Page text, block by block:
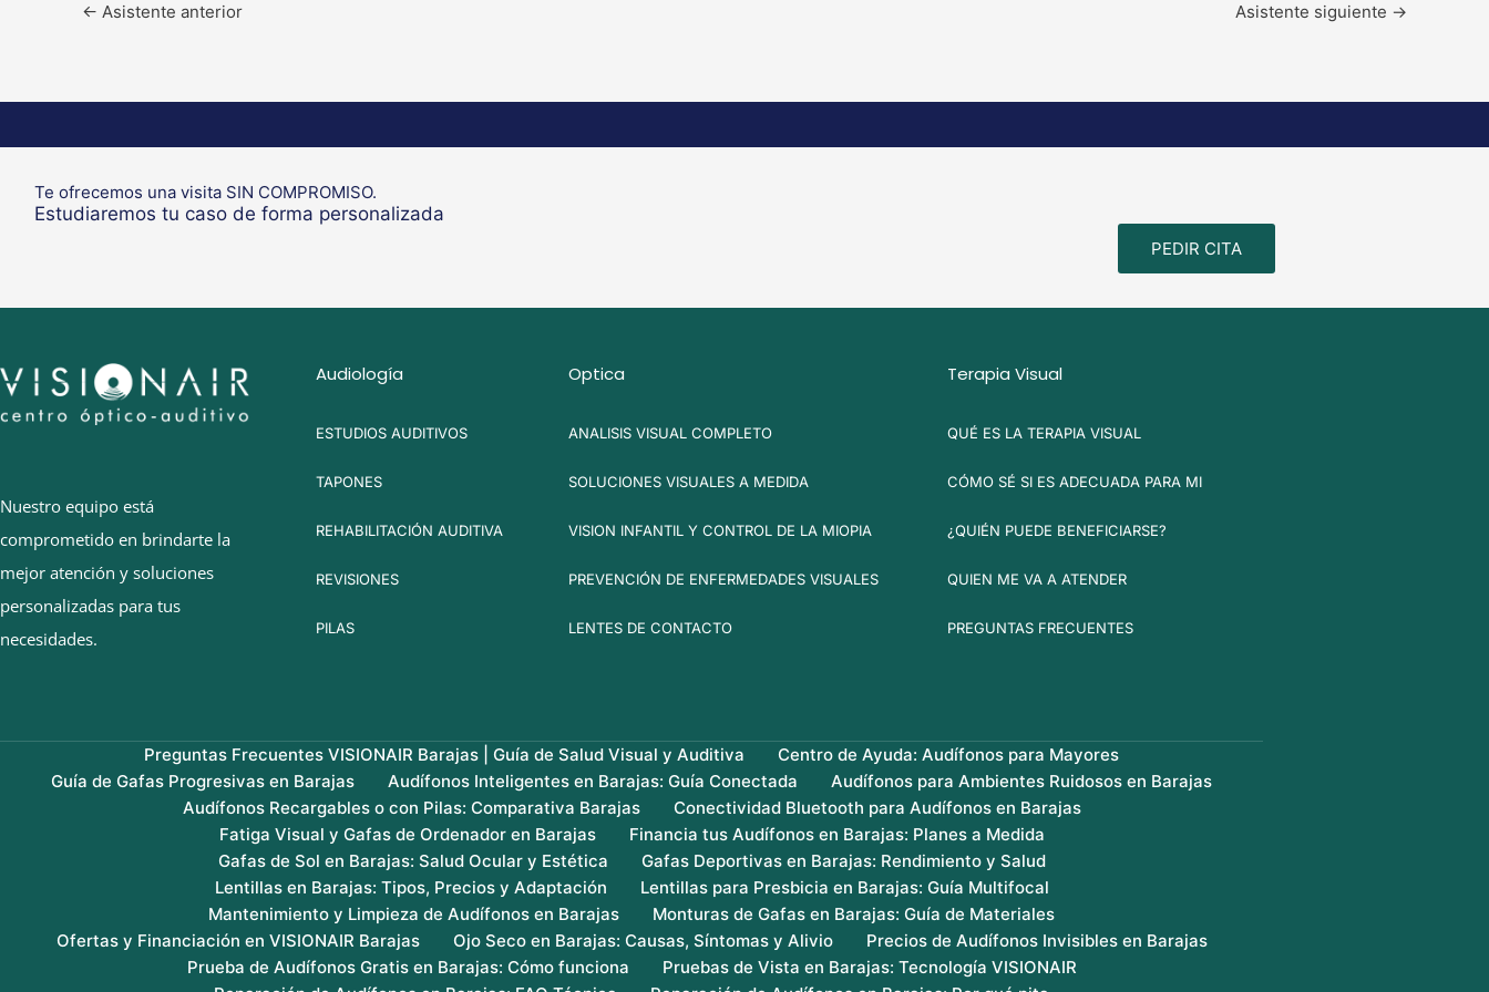
← Asistente anterior Asistente siguiente →
Te ofrecemos una visita SIN COMPROMISO.
Estudiaremos tu caso de forma personalizada
PEDIR CITA
Nuestro equipo está
comprometido en brindarte la
mejor atención y soluciones
personalizadas para tus
necesidades.
Audiología
ESTUDIOS AUDITIVOS
TAPONES
REHABILITACIÓN AUDITIVA
REVISIONES
PILAS
Optica
ANALISIS VISUAL COMPLETO
SOLUCIONES VISUALES A MEDIDA
VISION INFANTIL Y CONTROL DE LA MIOPIA
PREVENCIÓN DE ENFERMEDADES VISUALES
LENTES DE CONTACTO
Terapia Visual
QUÉ ES LA TERAPIA VISUAL
CÓMO SÉ SI ES ADECUADA PARA MI
¿QUIÉN PUEDE BENEFICIARSE?
QUIEN ME VA A ATENDER
PREGUNTAS FRECUENTES
Preguntas Frecuentes VISIONAIR Barajas | Guía de Salud Visual y Auditiva
Centro de Ayuda: Audífonos para Mayores
Guía de Gafas Progresivas en Barajas
Audífonos Inteligentes en Barajas: Guía Conectada
Audífonos para Ambientes Ruidosos en Barajas
Audífonos Recargables o con Pilas: Comparativa Barajas
Conectividad Bluetooth para Audífonos en Barajas
Fatiga Visual y Gafas de Ordenador en Barajas
Financia tus Audífonos en Barajas: Planes a Medida
Gafas de Sol en Barajas: Salud Ocular y Estética
Gafas Deportivas en Barajas: Rendimiento y Salud
Lentillas en Barajas: Tipos, Precios y Adaptación
Lentillas para Presbicia en Barajas: Guía Multifocal
Mantenimiento y Limpieza de Audífonos en Barajas
Monturas de Gafas en Barajas: Guía de Materiales
Ofertas y Financiación en VISIONAIR Barajas
Ojo Seco en Barajas: Causas, Síntomas y Alivio
Precios de Audífonos Invisibles en Barajas
Prueba de Audífonos Gratis en Barajas: Cómo funciona
Pruebas de Vista en Barajas: Tecnología VISIONAIR